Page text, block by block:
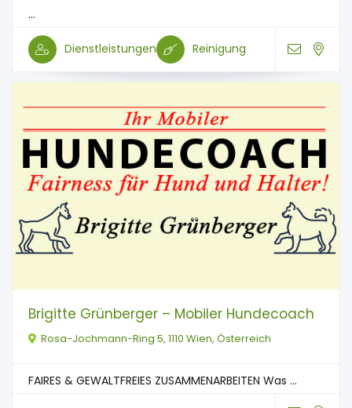
...
Dienstleistungen Reinigung
Brigitte Grünberger – Mobiler Hundecoach
Rosa-Jochmann-Ring 5, 1110 Wien, Österreich
FAIRES & GEWALTFREIES ZUSAMMENARBEITEN Was ...